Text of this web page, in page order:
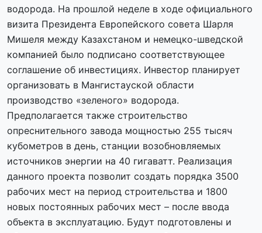
водорода. На прошлой неделе в ходе официального
визита Президента Европейского совета Шарля
Мишеля между Казахстаном и немецко-шведской
компанией было подписано соответствующее
соглашение об инвестициях. Инвестор планирует
организовать в Мангистауской области
производство «зеленого» водорода.
Предполагается также строительство
опреснительного завода мощностью 255 тысяч
кубометров в день, станции возобновляемых
источников энергии на 40 гигаватт. Реализация
данного проекта позволит создать порядка 3500
рабочих мест на период строительства и 1800
новых постоянных рабочих мест – после ввода
объекта в эксплуатацию. Будут подготовлены и